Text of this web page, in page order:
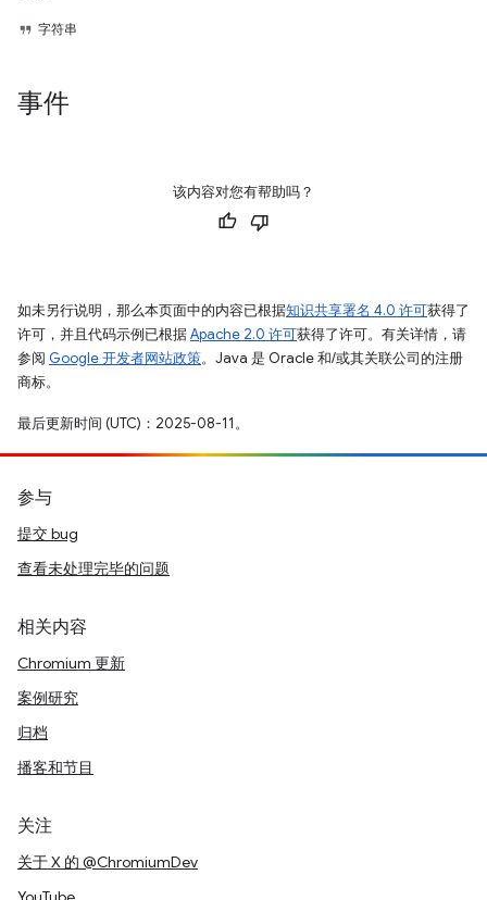
字符串
事件
该内容对您有帮助吗？
如未另行说明，那么本页面中的内容已根据知识共享署名 4.0 许可获得了
许可，并且代码示例已根据Apache 2.0 许可获得了许可。有关详情，请
参阅 Google 开发者网站政策。Java 是 Oracle 和/或其关联公司的注册
商标。
最后更新时间 (UTC)：2025-08-11。
参与
提交 bug
查看未处理完毕的问题
相关内容
Chromium 更新
案例研究
归档
播客和节目
关注
关于 X 的 @ChromiumDev